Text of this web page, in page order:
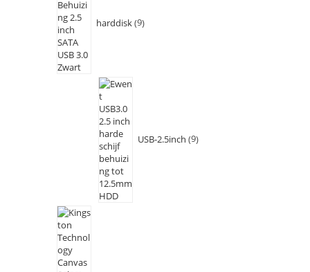
harddisk 9
USB-2.5inch 9